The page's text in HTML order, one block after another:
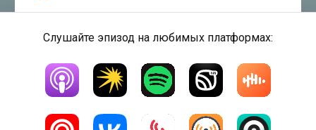
Слушайте эпизод на любимых платформах: